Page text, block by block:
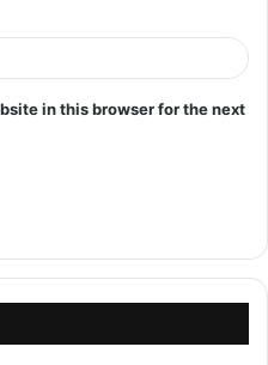
तुरंत स्वास्थ्य विभाग की उपलब्ध
डेंगू मरीजों के लिए प्लेटलेट्स की
को डेंगू मरीज के इलाज संबंधी
उपलब्ध कराने का निर्देश दिया गया है।
in this browser for the next